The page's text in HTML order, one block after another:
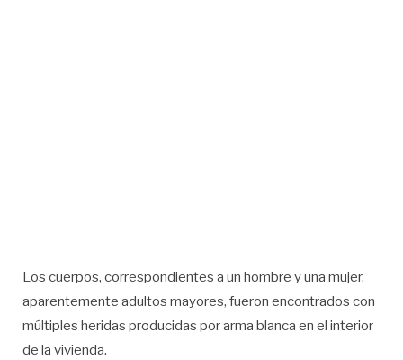
Los cuerpos, correspondientes a un hombre y una mujer,
aparentemente adultos mayores, fueron encontrados con
múltiples heridas producidas por arma blanca en el interior
de la vivienda.